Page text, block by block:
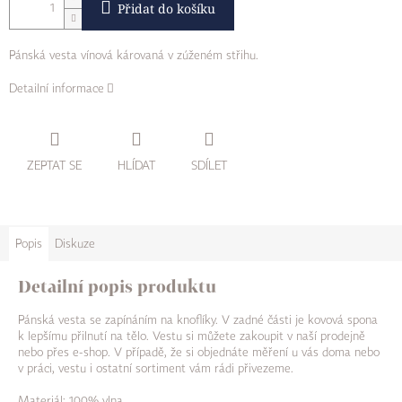
Přidat do košíku
Pánská vesta vínová károvaná v zúženém střihu.
Detailní informace
ZEPTAT SE HLÍDAT SDÍLET
Popis Diskuze
Detailní popis produktu
Pánská vesta se zapínáním na knoflíky. V zadné části je kovová spona
k lepšímu přilnutí na tělo. Vestu si můžete zakoupit v naší prodejně
nebo přes e-shop. V případě, že si objednáte měření u vás doma nebo
v práci, vestu i ostatní sortiment vám rádi přivezeme.